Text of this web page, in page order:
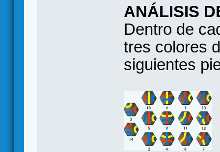
ANÁLISIS
Dentro de
tres colores
siguientes